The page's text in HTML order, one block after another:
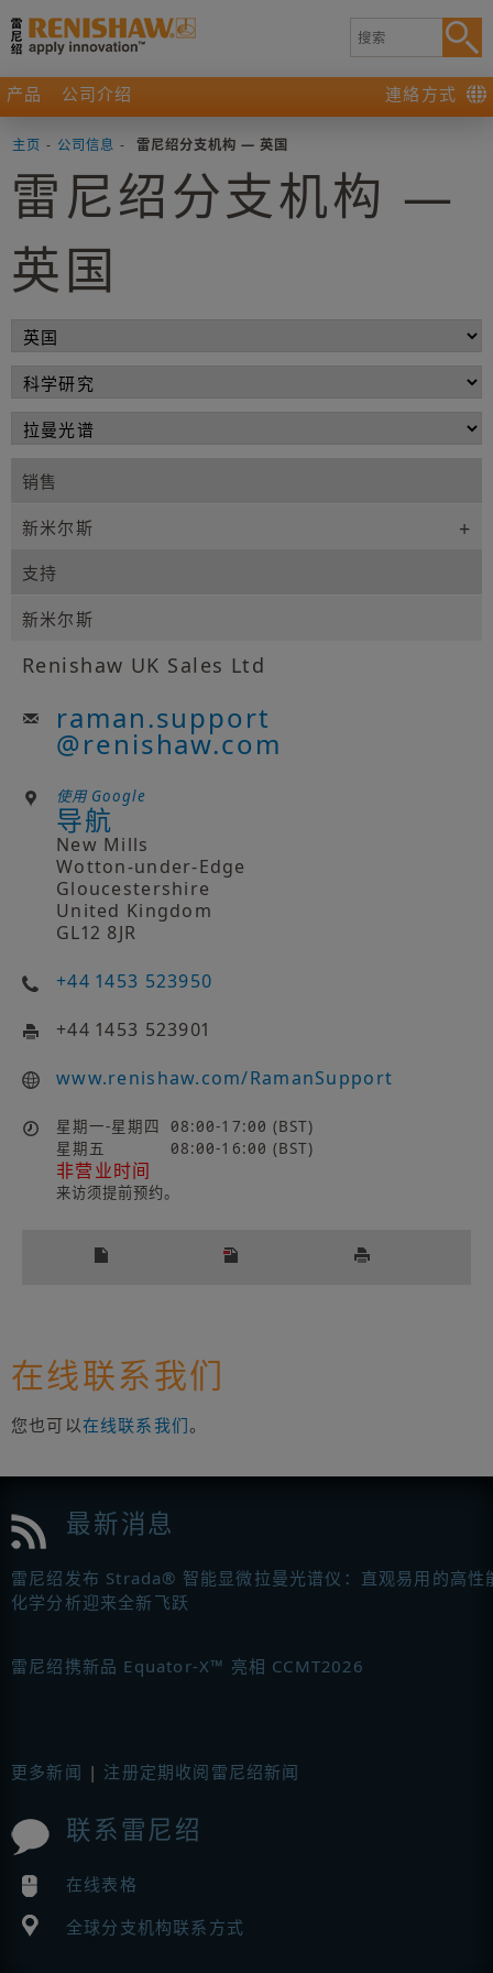
产品 公司介绍 連絡方式
主页 - 公司信息 - 雷尼绍分支机构 — 英国
雷尼绍分支机构 —
英国
销售
新米尔斯
支持
新米尔斯
Renishaw UK Sales Ltd
raman.support
@renishaw.com
使用 Google
导航
New Mills
Wotton-under-Edge
Gloucestershire
United Kingdom
GL12 8JR
+44 1453 523950
+44 1453 523901
www.renishaw.com/RamanSupport
星期一-星期四
08:00-17:00 (BST)
星期五
08:00-16:00 (BST)
非营业时间
来访须提前预约。
在线联系我们
您也可以在线联系我们。
最新消息
雷尼绍发布 Strada® 智能显微拉曼光谱仪：直观易用的高性
化学分析迎来全新飞跃
雷尼绍携新品 Equator-X™ 亮相 CCMT2026
更多新闻 | 注册定期收阅雷尼绍新闻
联系雷尼绍
在线表格
全球分支机构联系方式